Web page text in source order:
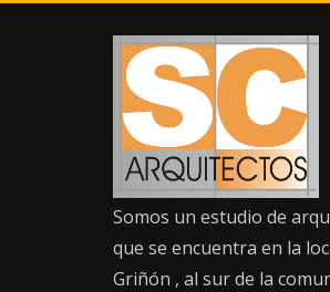
INFORMACIÓN DE
CONTACTO
Somos un estudio de
que se encuentra en la
Griñón , al sur de la